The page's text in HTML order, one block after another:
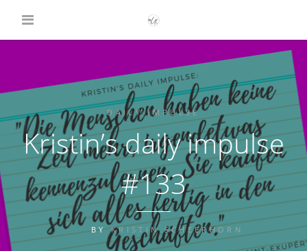
DAILY IMPULSE
Kristin’s daily impulse
#133
BYKRISTIN SCHEERHORN